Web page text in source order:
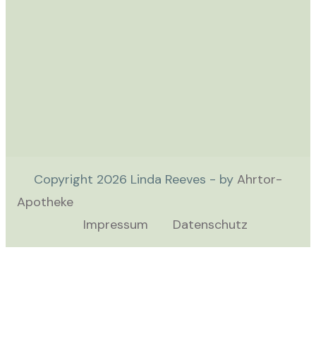
Copyright 2026 Linda Reeves - by Ahrtor-
Apotheke
Impressum
Datenschutz